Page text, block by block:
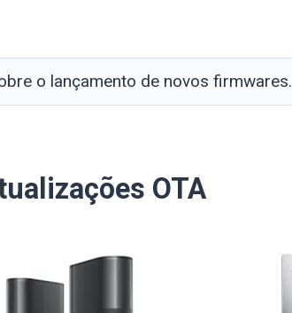
o lançamento de novos firmwares.
OTA